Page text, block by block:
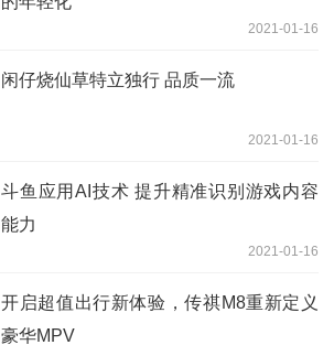
2021-01-16
闲仔烧仙草特立独行 品质一流
2021-01-16
斗鱼应用AI技术 提升精准识别游戏内容
能力
2021-01-16
开启超值出行新体验，传祺M8重新定义
豪华MPV